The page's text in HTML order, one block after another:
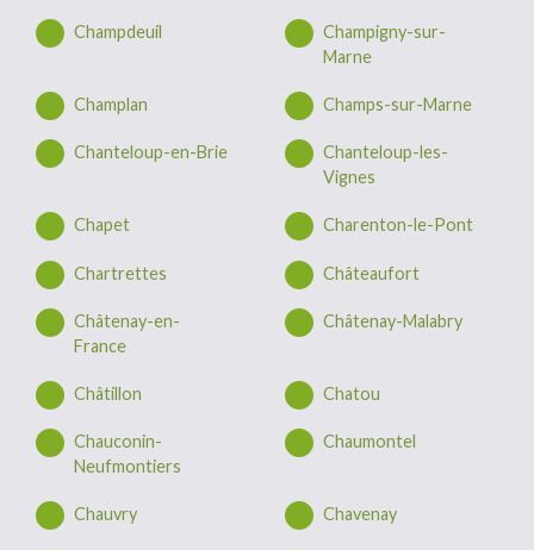
Champdeuil
Champigny-sur-
Marne
Champlan Champs-sur-Marne
Chanteloup-en-Brie
Chanteloup-les-
Vignes
Chapet Charenton-le-Pont
Chartrettes Châteaufort
Châtenay-en-
France
Châtenay-Malabry
Châtillon Chatou
Chauconin-
Neufmontiers
Chaumontel
Chauvry Chavenay